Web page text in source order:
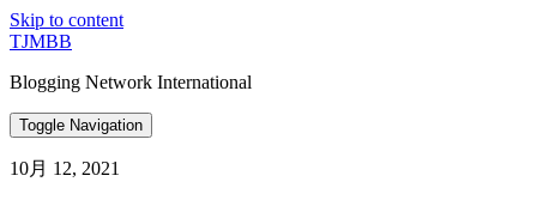
Skip to content
TJMBB
Blogging Network International
Toggle Navigation
10月 12, 2021